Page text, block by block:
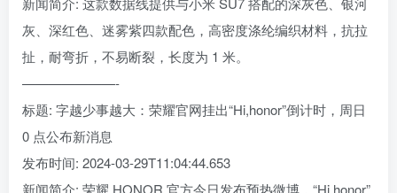
灰、深红色、迷雾紫四款配色，高密度涤纶编织材料，抗拉
扯，耐弯折，不易断裂，长度为 1 米。
———————-
标题: 字越少事越大：荣耀官网挂出“Hi,honor”倒计时，周日
0 点公布新消息
发布时间: 2024-03-29T11:04:44.653
新闻简介: 荣耀 HONOR 官方今日发布预热微博，“Hi,honor”